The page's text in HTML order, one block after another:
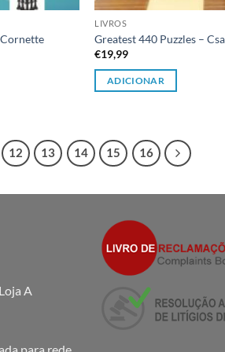
LIVROS
Greatest 440 Puzzles –
€19,99
ADICIONAR
12 13 14 15 16
A